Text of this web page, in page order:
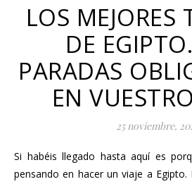
LOS MEJORES
DE
PARADAS
EN
25 noviembre,
Si habéis llegado hasta aquí es porque seguramente estéis
pensando en hacer un viaje a